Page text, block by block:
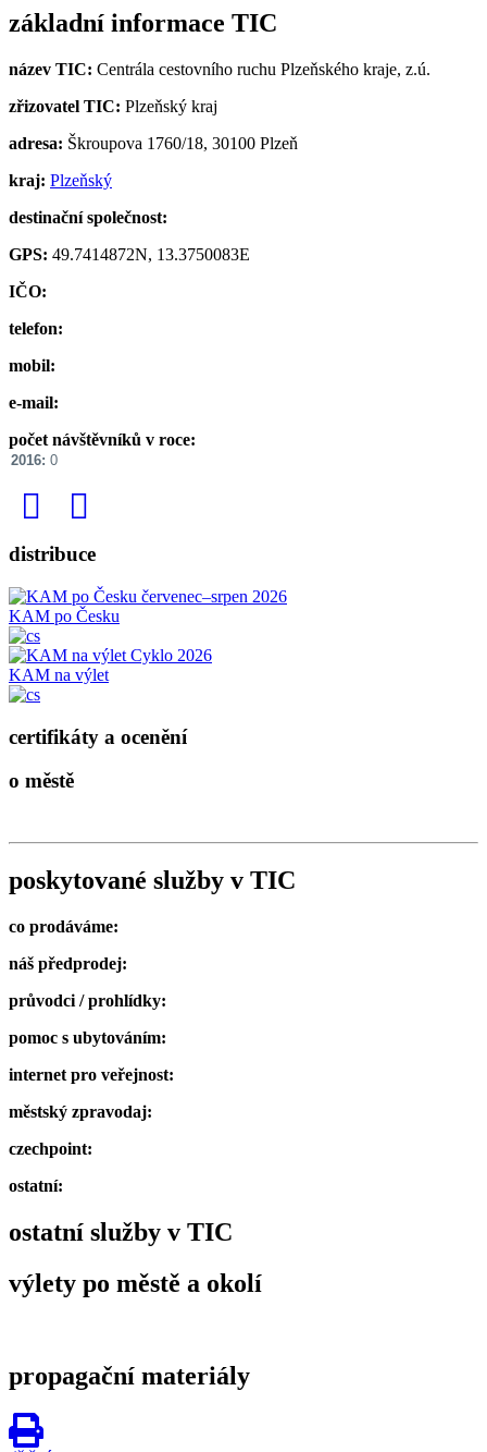
základní informace TIC
název TIC: Centrála cestovního ruchu Plzeňského kraje, z.ú.
zřizovatel TIC: Plzeňský kraj
adresa: Škroupova 1760/18, 30100 Plzeň
kraj: Plzeňský
destinační společnost:
GPS: 49.7414872N, 13.3750083E
IČO:
telefon:
mobil:
e-mail:
počet návštěvníků v roce:
2016: 0
distribuce
KAM po Česku
KAM na výlet
certifikáty a ocenění
o městě
poskytované služby v TIC
co prodáváme:
náš předprodej:
průvodci / prohlídky:
pomoc s ubytováním:
internet pro veřejnost:
městský zpravodaj:
czechpoint:
ostatní:
ostatní služby v TIC
výlety po městě a okolí
propagační materiály